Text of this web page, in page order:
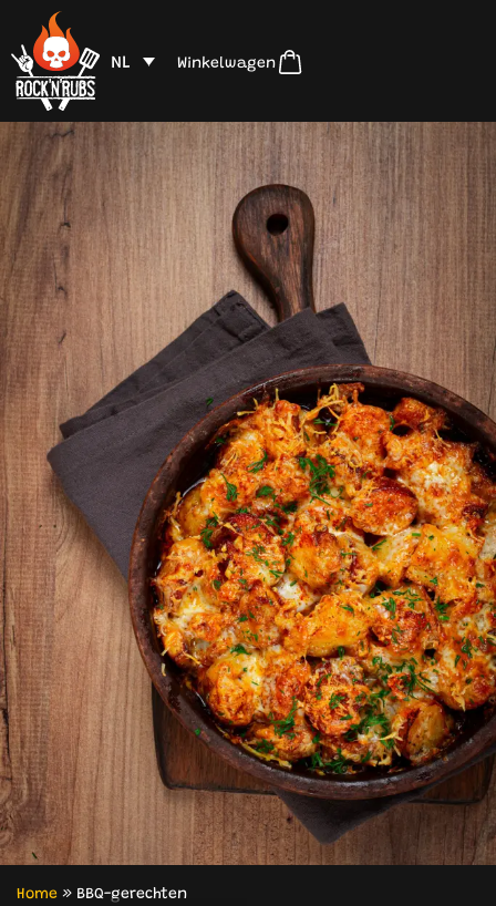
NL Winkelwagen
Home » BBQ-gerechten